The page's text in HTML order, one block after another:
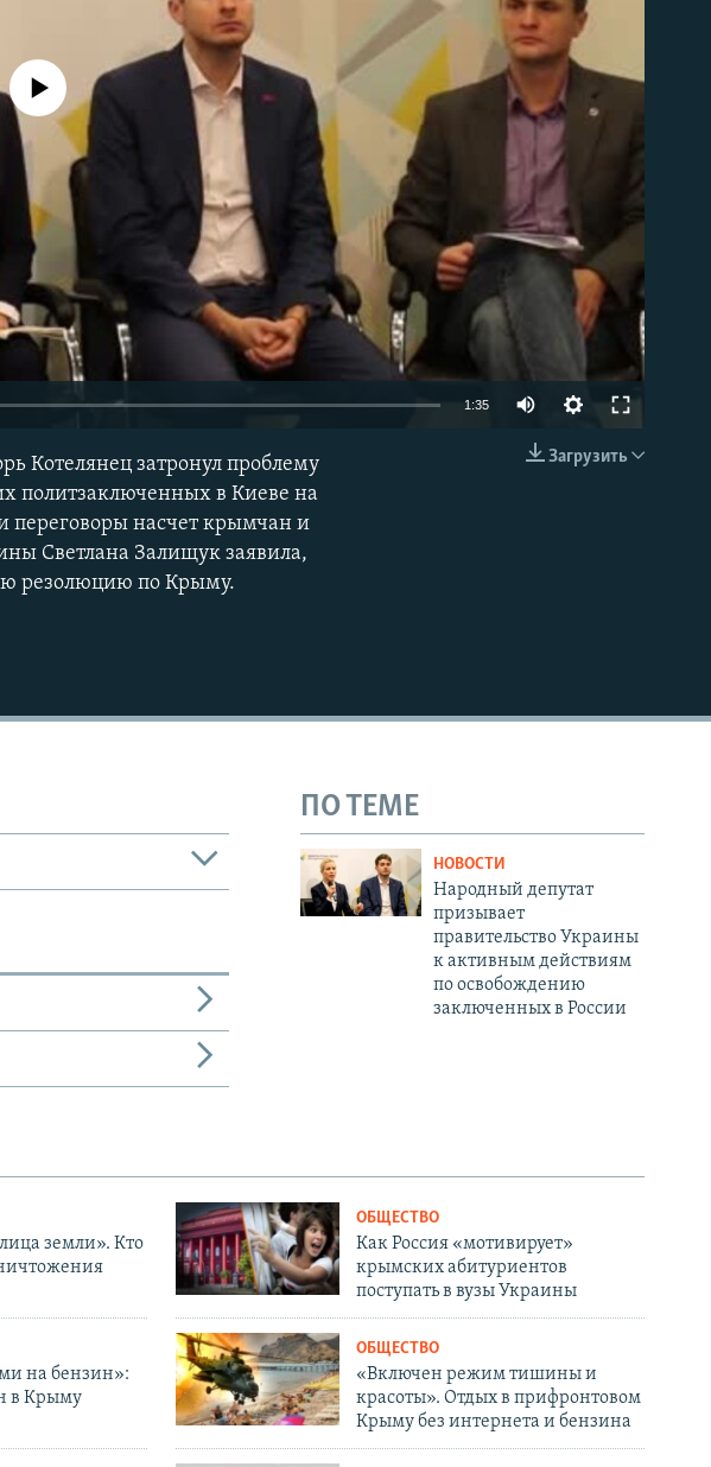
EMBED
currently available
1:35
Загрузить
Котелянец затронул проблему
политзаключенных в Киеве на
переговоры насчет крымчан и
Светлана Залищук заявила,
резолюцию по Крыму.
ПО ТЕМЕ
НОВОСТИ
Народный депутат
призывает
правительство Украины
к активным действиям
по освобождению
заключенных в России
земли». Кто
ОБЩЕСТВО
Как Россия «мотивирует»
крымских абитуриентов
поступать в вузы Украины
на бензин»:
в Крыму
ОБЩЕСТВО
«Включен режим тишины и
красоты». Отдых в прифронтовом
Крыму без интернета и бензина